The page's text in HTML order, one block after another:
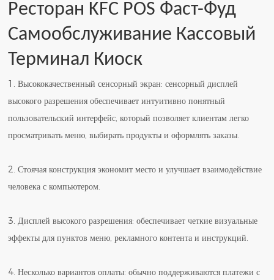
Ресторан KFC POS Фаст-Фуд
Самообслуживание Кассовый
Терминал Киоск
1. Высококачественный сенсорный экран: сенсорный дисплей
высокого разрешения обеспечивает интуитивно понятный
пользовательский интерфейс, который позволяет клиентам легко
просматривать меню, выбирать продукты и оформлять заказы.
2. Стоячая конструкция экономит место и улучшает взаимодействие
человека с компьютером.
3. Дисплей высокого разрешения: обеспечивает четкие визуальные
эффекты для пунктов меню, рекламного контента и инструкций.
4. Несколько вариантов оплаты: обычно поддерживаются платежи с